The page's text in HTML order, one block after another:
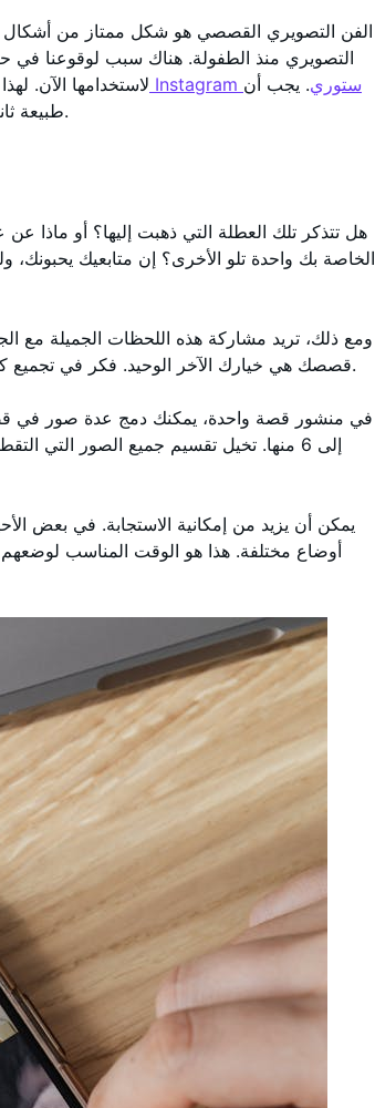
الفن التصويري القصصي هو شكل ممتاز من أشكال
التصويري منذ الطفولة. هناك سبب لوقوعنا
لاستخدامها الآن.
كيفية نشر صورة مجمّعة على Instagram ستوري. يجب أن
يكون إنشاء صورة مجمعة على Instagram Story طبيعة ثانية.
هل تتذكر تلك العطلة التي ذهبت إليها؟ أو ماذا
الخاصة بك واحدة تلو الأخرى؟ إن متابعيك
ومع ذلك، تريد مشاركة هذه اللحظات الجميلة مع
Instagram . قصصك هي خيارك الآخر الوحيد. فكر في تجميع كل شيء معاً في صورة مجمعة أو اثنتين.
في منشور قصة واحدة، يمكنك دمج عدة صور في
إلى 6 منها. تخيل تقسيم جميع الصور
يمكن أن يزيد من إمكانية الاستجابة. في بعض
أوضاع مختلفة. هذا هو الوقت المناسب